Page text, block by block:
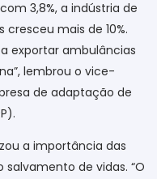
3,8%, a indústria de
mais de 10%.
exportar ambulâncias
lembrou o vice-
de adaptação de
a importância das
de vidas. “O